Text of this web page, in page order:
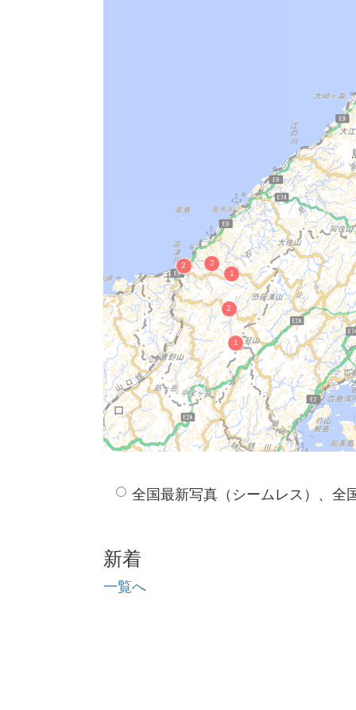
全国最新写真（シームレス）、全
新着
一覧へ